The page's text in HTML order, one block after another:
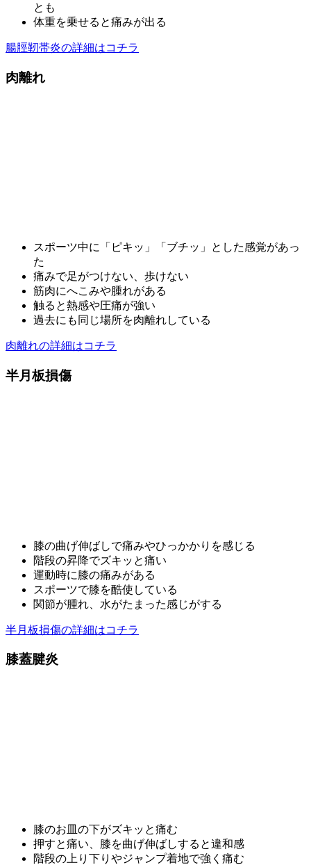
とも
体重を乗せると痛みが出る
腸脛靭帯炎の詳細はコチラ
肉離れ
スポーツ中に「ピキッ」「ブチッ」とした感覚があっ
た
痛みで足がつけない、歩けない
筋肉にへこみや腫れがある
触ると熱感や圧痛が強い
過去にも同じ場所を肉離れしている
肉離れの詳細はコチラ
半月板損傷
膝の曲げ伸ばしで痛みやひっかかりを感じる
階段の昇降でズキッと痛い
運動時に膝の痛みがある
スポーツで膝を酷使している
関節が腫れ、水がたまった感じがする
半月板損傷の詳細はコチラ
膝蓋腱炎
膝のお皿の下がズキッと痛む
押すと痛い、膝を曲げ伸ばしすると違和感
階段の上り下りやジャンプ着地で強く痛む